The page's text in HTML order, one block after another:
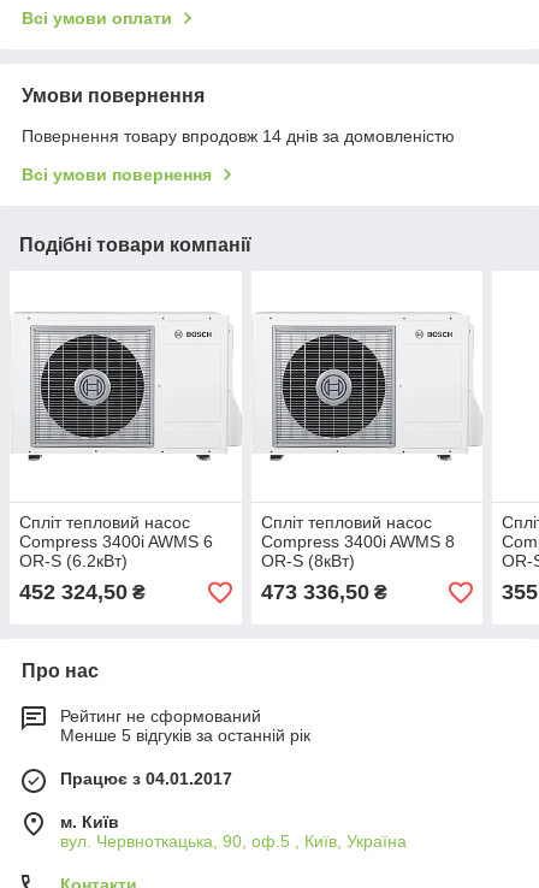
Всі умови оплати
Умови повернення
Повернення товару впродовж 14 днів за домовленістю
Всі умови повернення
Подібні товари компанії
Спліт тепловий насос
Compress 3400i AWМS 6
OR-S (6.2кВт)
452 324,50 ₴
Спліт тепловий насос
Compress 3400i AWМS 8
OR-S (8кВт)
473 336,50₴
OR-
Про нас
Рейтинг не сформований
Менше 5 відгуків за останній рік
Працює з 04.01.2017
м. Київ
вул. Червноткацька, 90, оф.5 , Київ, Україна